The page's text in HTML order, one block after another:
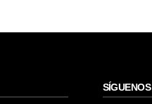
SÍGUENOS